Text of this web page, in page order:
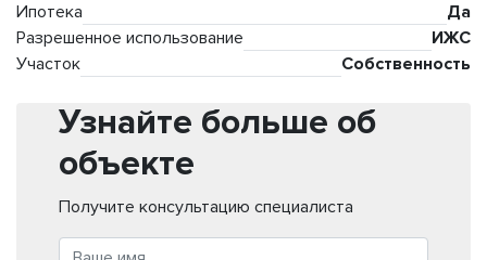
Ипотека
Да
Разрешенное использование
ИЖС
Участок
Собственность
Узнайте больше об
объекте
Получите консультацию специалиста